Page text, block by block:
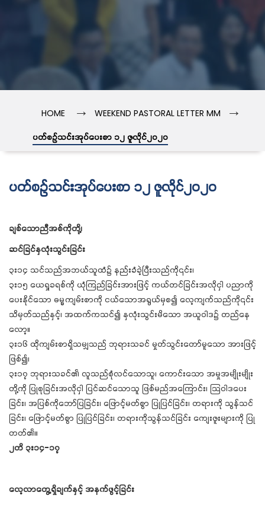
HOME → WEEKEND PASTORAL LETTER MM →
ပတ်စဉ်သင်းအုပ်ပေးစာ ၁၂ ဇူလိုင်၂၀၂၀
ပတ်စဉ်သင်းအုပ်ပေးစာ ၁၂ ဇူလိုင်၂၀၂၀
ချစ်သောညီအစ်ကိုတို့၊
ဆင်ခြင်နှလုံးသွင်းခြင်း
၃း၁၄ သင်သည်အဘယ်သူထံ၌ နည်းခံခဲ့ပြီးသည်ကို၎င်း၊
၃း၁၅ ယေရှုခရစ်ကို ယုံကြည်ခြင်းအားဖြင့် ကယ်တင်ခြင်းအလိုငှါ ပညာကို
ပေးနိုင်သော ဓမ္မကျမ်းစာကို ငယ်သောအရွယ်မှစ၍ လေ့ကျက်သည်ကို၎င်း
သိမှတ်သည်နှင့်၊ အထက်ကသင်၍ နှလုံးသွင်းမိသော အယူဝါဒ၌ တည်နေ
လော့။
၃း၁၆ ထိုကျမ်းစာရှိသမျှသည် ဘုရားသခင် မှုတ်သွင်းတော်မူသော အားဖြင့်
ဖြစ်၍၊
၃း၁၇ ဘုရားသခင်၏ လူသည်စုံလင်သောသူ၊ ကောင်းသော အမှုအမျိုးမျိုး
တို့ကို ပြုစုခြင်းအလိုငှါ ပြင်ဆင်သောသူ ဖြစ်မည်အကြောင်း၊ သြဝါဒပေး
ခြင်း၊ အပြစ်ကိုဘော်ပြခြင်း၊ ဖြောင့်မတ်စွာ ပြုပြင်ခြင်း၊ တရားကို သွန်သင်
ခြင်း၊ ဖြောင့်မတ်စွာ ပြုပြင်ခြင်း၊ တရားကိုသွန်သင်ခြင်း ကျေးဇူးများကို ပြု
တတ်၏။
၂တိ ၃း၁၄-၁၇
လေ့လာတွေ့ရှိချက်နှင့် အနက်ဖွင့်ခြင်း